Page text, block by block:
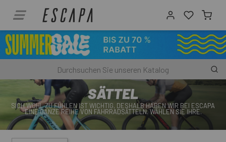
SÄTTEL
SICH WOHL ZU FÜHLEN IST WICHTIG, DESHALB HABEN WIR BEI ESCAPA
EINE GANZE REIHE VON FAHRRADSÄTTELN. WÄHLEN SIE IHRE.